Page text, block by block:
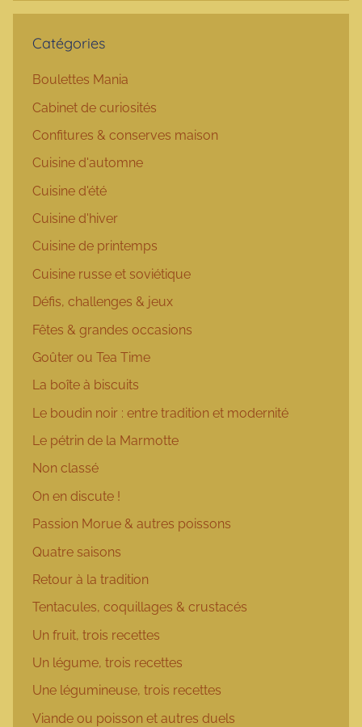
Catégories
Boulettes Mania
Cabinet de curiosités
Confitures & conserves maison
Cuisine d'automne
Cuisine d'été
Cuisine d'hiver
Cuisine de printemps
Cuisine russe et soviétique
Défis, challenges & jeux
Fêtes & grandes occasions
Goûter ou Tea Time
La boîte à biscuits
Le boudin noir : entre tradition et modernité
Le pétrin de la Marmotte
Non classé
On en discute !
Passion Morue & autres poissons
Quatre saisons
Retour à la tradition
Tentacules, coquillages & crustacés
Un fruit, trois recettes
Un légume, trois recettes
Une légumineuse, trois recettes
Viande ou poisson et autres duels